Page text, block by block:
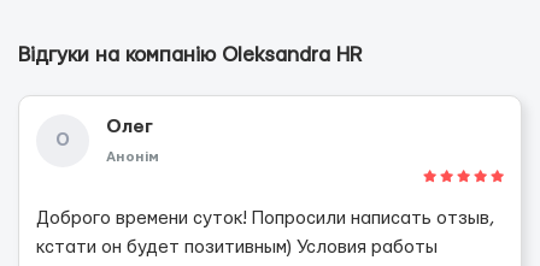
Відгуки на компанію Oleksandra HR
О
Олег
Анонім
Доброго времени суток! Попросили написать отзыв,
кстати он будет позитивным) Условия работы